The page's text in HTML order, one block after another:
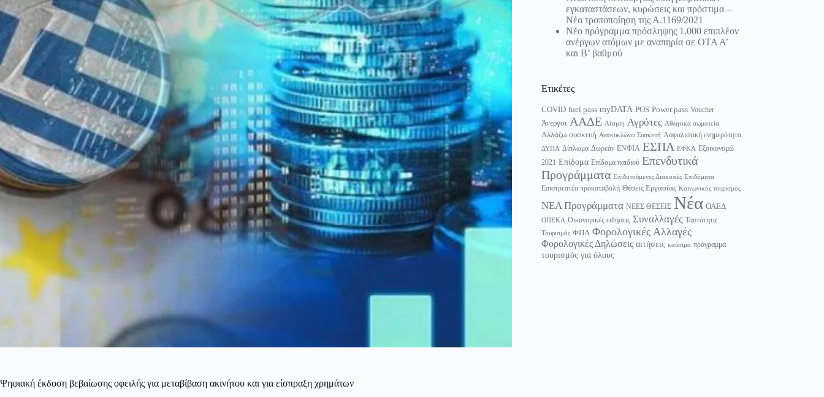
Ψηφιακή έκδοση βεβαίωσης οφειλής για μεταβίβαση ακινήτου και για είσπραξη χρημάτων
εγκαταστάσεων, κυρώσεις και πρόστιμα –
Νέα τροποποίηση της Α.1169/2021
Νέο πρόγραμμα πρόσληψης 1.000 επιπλέον
ανέργων ατόμων με αναπηρία σε ΟΤΑ Α’
και Β’ βαθμού
Ετικέτες
COVID fuel pass myDATA POS Power pass Voucher
Άνεργοι ΑΑΔΕ Αίτηση Αγρότες Αθλητικά σωματεία
Αλλάζω συσκευή Ανακυκλώνω Συσκευή Ασφαλιστική ενημερότητα
ΔΥΠΑ Δίπλωμα Δωρεάν ΕΝΦΙΑ ΕΣΠΑ ΕΦΚΑ Εξοικονομώ
2021 Επίδομα Επίδομα παιδιού Επενδυτικά
Προγράμματα Επιδοτούμενες Διακοπές Επιδόματα
Επιστρεπτέα προκαταβολή Θέσεις Εργασίας Κοινωνικός τουρισμός
ΝΕΑ Προγράμματα ΝΕΕΣ ΘΕΣΕΙΣ Νέα ΟΑΕΔ
ΟΠΕΚΑ Οικονομικές ειδήσεις Συναλλαγές Ταυτότητα
Τουρισμός ΦΠΑ Φορολογικές Αλλαγές
Φορολογικές Δηλώσεις αιτήσεις καύσιμα πρόγραμμα
τουρισμός για όλους